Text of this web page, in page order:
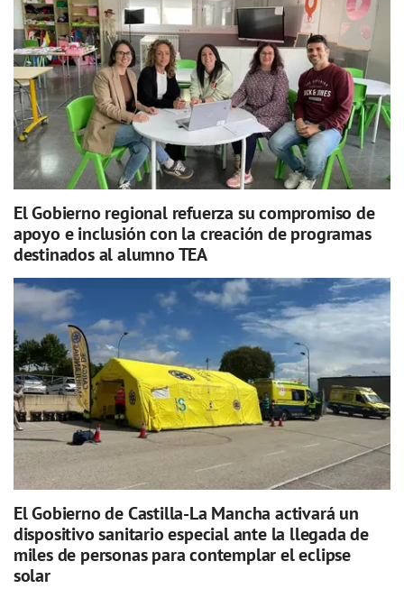
El Gobierno regional refuerza su compromiso de
apoyo e inclusión con la creación de programas
destinados al alumno TEA
El Gobierno de Castilla-La Mancha activará un
dispositivo sanitario especial ante la llegada de
miles de personas para contemplar el eclipse
solar